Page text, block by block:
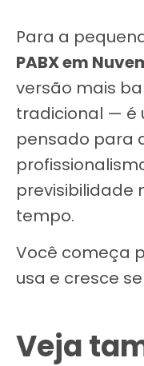
Para a
PABX em
versão mais
tradicional — é
pensado para
previsibilidade
tempo.
Você começa
usa e cresce
Veja